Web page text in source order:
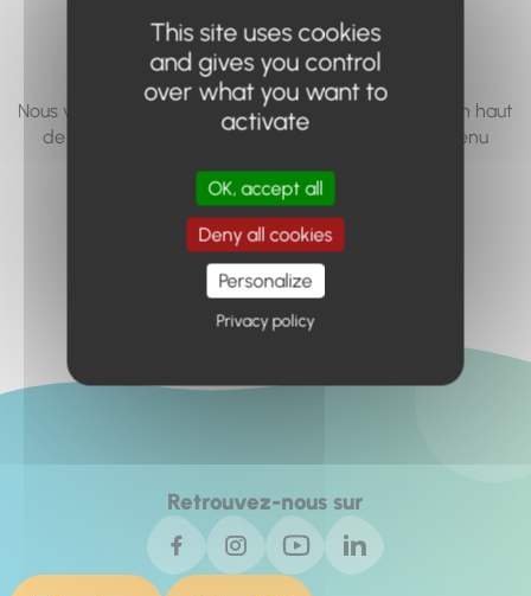
pas... ou plus.
Nous vous invitons à utiliser le moteur de recherche en haut
de page, ou à utiliser le menu pour trouver le contenu
Retour à l'accueil
Retrouvez-nous sur
This site uses cookies
and gives you control
over what you want to
activate
OK, accept all
Deny all cookies
Personalize
Privacy policy